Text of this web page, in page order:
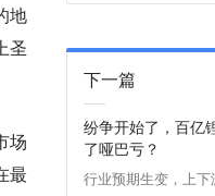
地
圣
场
最
下一篇
纷争开始了，百亿
了哑巴亏？
行业预期生变，上下